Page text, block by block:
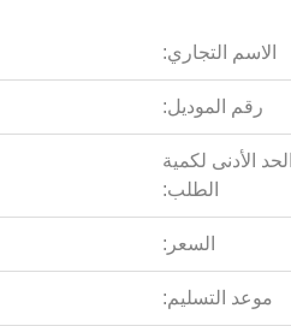
الاسم التجاري:
رقم الموديل:
الحد الأدنى لكمية
الطلب:
السعر:
موعد التسليم: